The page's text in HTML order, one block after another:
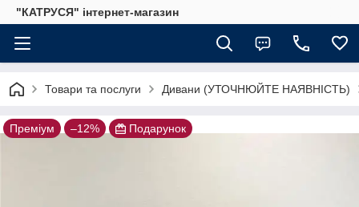
"КАТРУСЯ" інтернет-магазин
Товари та послуги Дивани (УТОЧНЮЙТЕ НАЯВНІСТЬ)
Преміум –12% Подарунок